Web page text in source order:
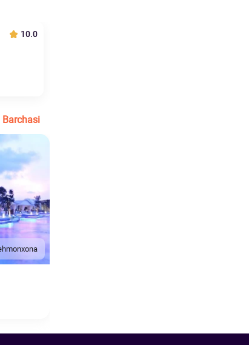
10.0
Barchasi